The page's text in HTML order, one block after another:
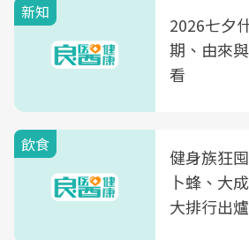
新知
2026七夕
期、由來
看
飲食
健身族狂
卜蜂、大
大排行出